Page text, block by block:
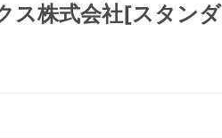
ス株式会社[スタンダ